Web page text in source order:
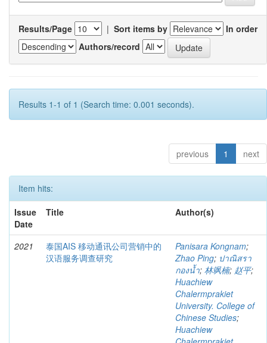
Results/Page | Sort items by
In order
Authors/record
Results 1-1 of 1 (Search time: 0.001 seconds).
previous 1 next
Item hits:
Issue
Date
Title Author(s)
2021
泰国AIS 移动通讯公司营销中的
汉语服务调查研究
Panisara Kongnam;
Zhao Ping; ปาณิสรา
กองน้ำ; 林飒楠; 赵平;
Huachiew
Chalermprakiet
University. College of
Chinese Studies;
Huachiew